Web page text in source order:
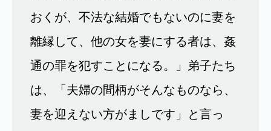
おくが、不法な結婚でもないのに妻を
離縁して、他の女を妻にする者は、姦
通の罪を犯すことになる。」弟子たち
は、「夫婦の間柄がそんなものなら、
妻を迎えない方がましです」と言っ